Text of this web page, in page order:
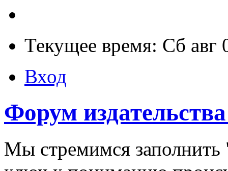
Текущее время: Сб авг
Вход
Форум
Мы стремимся заполнить